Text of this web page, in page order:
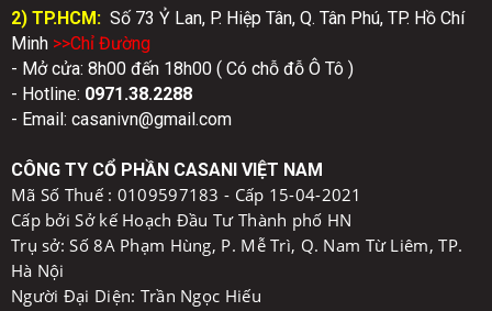
2) TP.HCM: Số 73 Ỷ Lan, P. Hiệp Tân, Q. Tân Phú, TP. Hồ Chí
Minh >>Chỉ Đường
- Mở cửa: 8h00 đến 18h00 ( Có chỗ đỗ Ô Tô )
- Hotline: 0971.38.2288
- Email: casanivn@gmail.com
CÔNG TY CỔ PHẦN CASANI VIỆT NAM
Mã Số Thuế : 0109597183 - Cấp 15-04-2021
Cấp bởi Sở kế Hoạch Đầu Tư Thành phố HN
Trụ sở: Số 8A Phạm Hùng, P. Mễ Trì, Q. Nam Từ Liêm, TP.
Hà Nội
Người Đại Diện: Trần Ngọc Hiếu